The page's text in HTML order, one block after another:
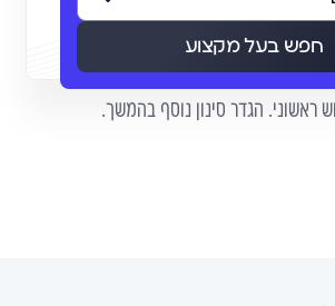
חפש בעל מקצוע
ראשוני. הגדר סינון נוסף בהמשך.